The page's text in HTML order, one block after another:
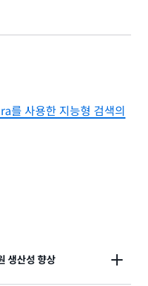
를 사용한 지능형 검색의
생산성 향상